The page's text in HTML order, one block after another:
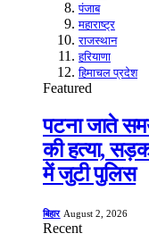
पंजाब
महाराष्ट्र
राजस्थान
हरियाणा
हिमाचल प्रदेश
Featured
पटना जाते
की हत्या,
में जुटी पुलिस
बिहार August 2, 2026
Recent